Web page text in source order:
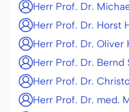
Herr Prof. Dr.
Herr Prof. Dr. Horst
Herr Prof. Dr. Oliver
Herr Prof. Dr. Bernd
Herr Prof. Dr.
Herr Prof. Dr. med.